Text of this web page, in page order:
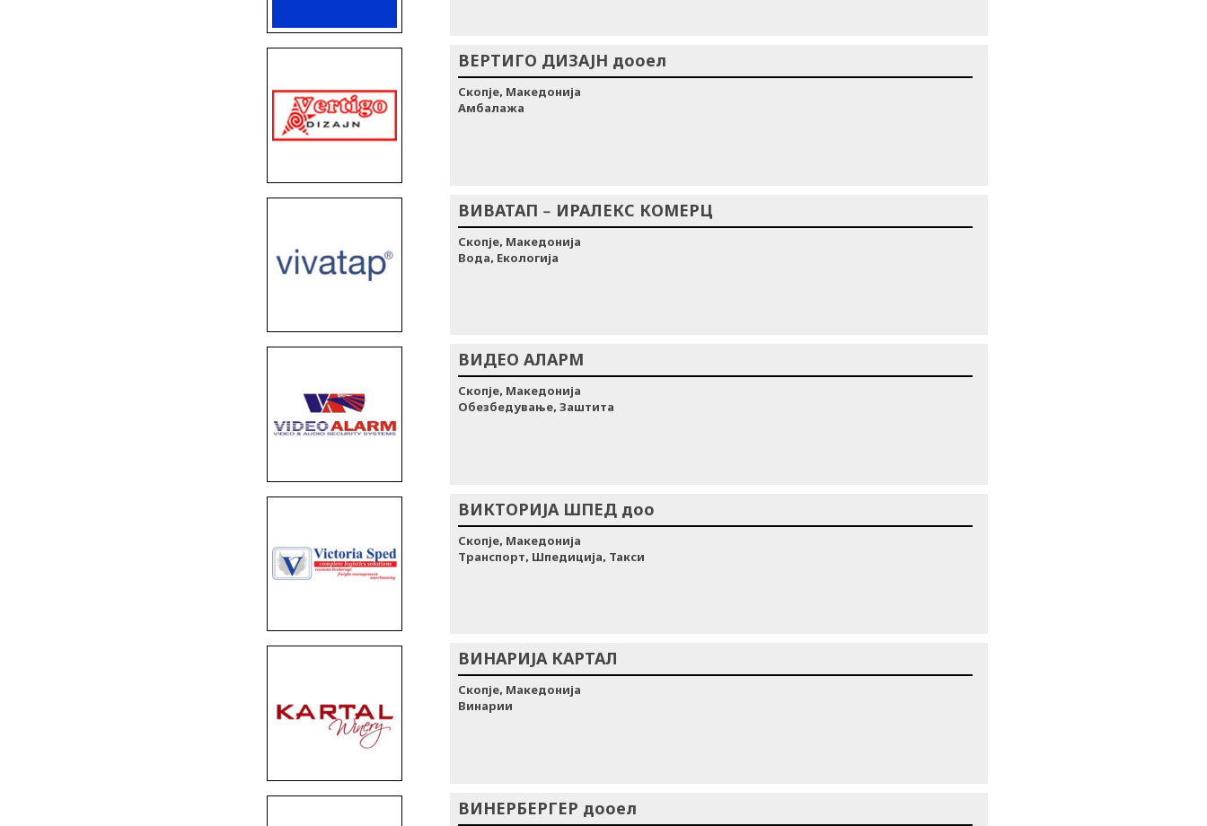
ВЕРТИГО ДИЗАЈН дооел
Скопје, Македонија
Амбалажа
ВИВАТАП – ИРАЛЕКС КОМЕРЦ
Скопје, Македонија
Вода, Екологија
ВИДЕО АЛАРМ
Скопје, Македонија
Обезбедување, Заштита
ВИКТОРИЈА ШПЕД доо
Скопје, Македонија
Транспорт, Шпедиција, Такси
ВИНАРИЈА КАРТАЛ
Скопје, Македонија
Винарии
ВИНЕРБЕРГЕР дооел